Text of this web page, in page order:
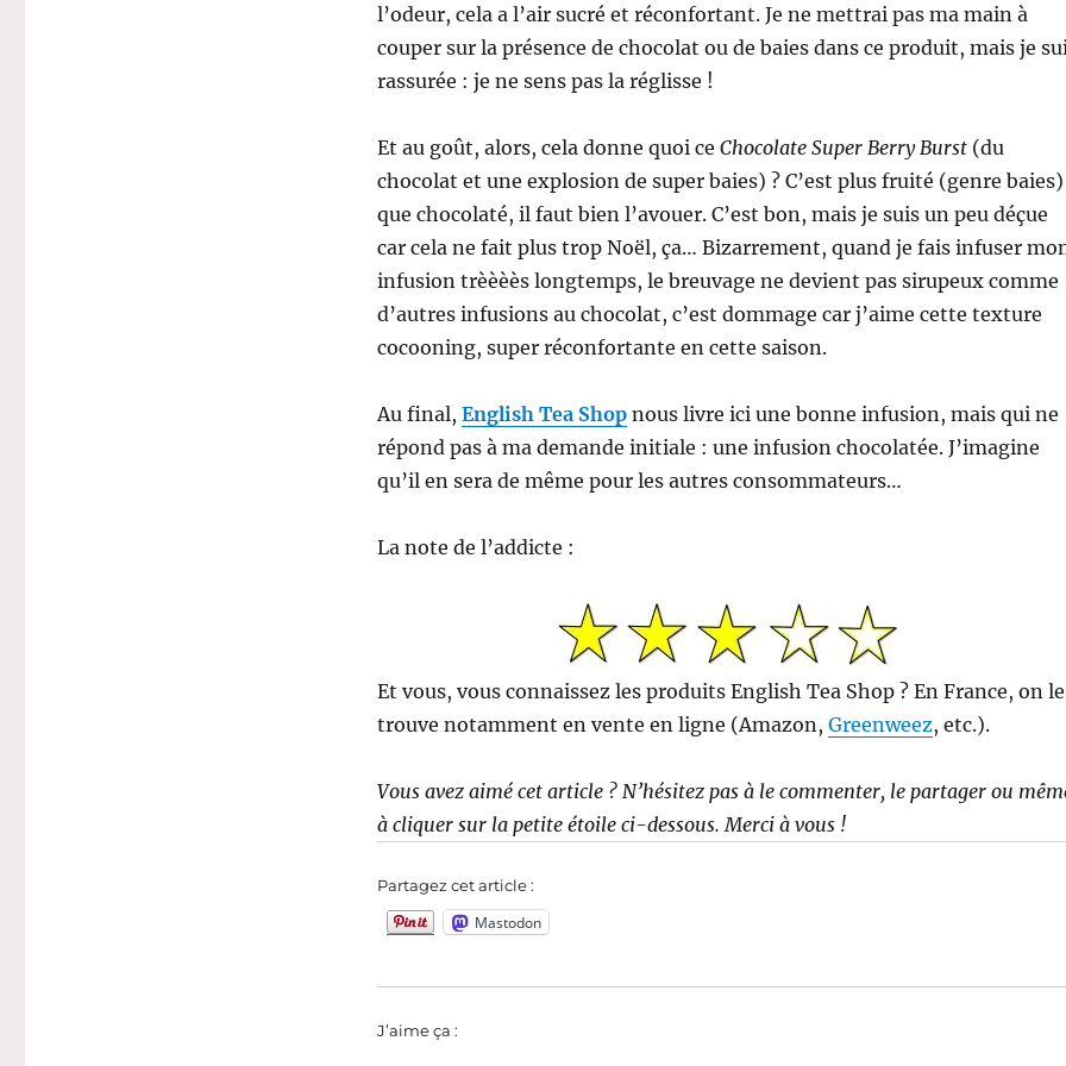
l’odeur, cela a l’air sucré et réconfortant. Je ne mettrai pas ma main à
couper sur la présence de chocolat ou de baies dans ce produit, mais je
rassurée : je ne sens pas la réglisse !
Et au goût, alors, cela donne quoi ce Chocolate Super Berry Burst(du
chocolat et une explosion de super baies) ? C’est plus fruité (genre baies)
que chocolaté, il faut bien l’avouer. C’est bon, mais je suis un peu déçue
car cela ne fait plus trop Noël, ça… Bizarrement, quand je fais infuser
infusion trèèèès longtemps, le breuvage ne devient pas sirupeux comme
d’autres infusions au chocolat, c’est dommage car j’aime cette texture
cocooning, super réconfortante en cette saison.
Au final, English Tea Shopnous livre ici une bonne infusion, mais qui ne
répond pas à ma demande initiale : une infusion chocolatée. J’imagine
qu’il en sera de même pour les autres consommateurs…
La note de l’addicte :
Et vous, vous connaissez les produits English Tea Shop ? En France, on
trouve notamment en vente en ligne (Amazon, Greenweez, etc.).
Vous avez aimé cet article ? N’hésitez pas à le commenter, le partager ou
à cliquer sur la petite étoile ci-dessous. Merci à vous !
Partagez cet article :
Mastodon
J’aime ça :